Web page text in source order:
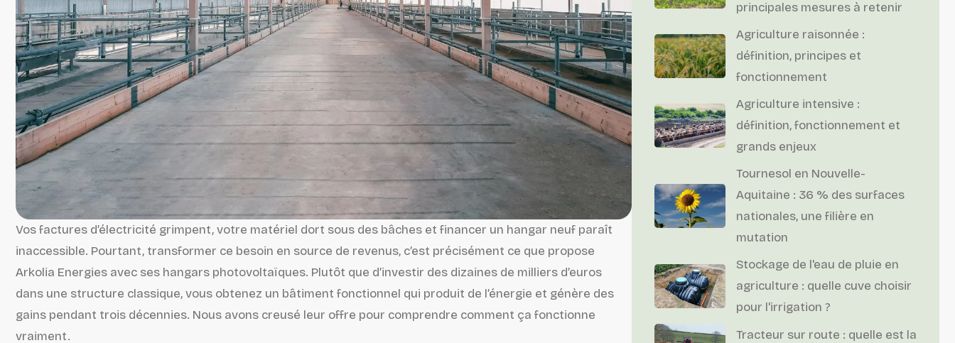
Vos factures d’électricité grimpent, votre matériel dort sous des bâches et financer un hangar neuf paraît
inaccessible. Pourtant, transformer ce besoin en source de revenus, c’est précisément ce que propose
Arkolia Energies avec ses hangars photovoltaïques. Plutôt que d’investir des dizaines de milliers d’euros
dans une structure classique, vous obtenez un bâtiment fonctionnel qui produit de l’énergie et génère des
gains pendant trois décennies. Nous avons creusé leur offre pour comprendre comment ça fonctionne
vraiment.
principales mesures à retenir
Agriculture raisonnée :
définition, principes et
fonctionnement
Agriculture intensive :
définition, fonctionnement et
grands enjeux
Tournesol en Nouvelle-
Aquitaine : 36 % des surfaces
nationales, une filière en
mutation
Stockage de l'eau de pluie en
agriculture : quelle cuve choisir
pour l'irrigation ?
Tracteur sur route : quelle est la